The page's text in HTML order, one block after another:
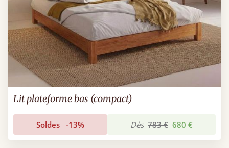
Lit plateforme bas (compact)
Soldes -13% Dès 783 € 680 €